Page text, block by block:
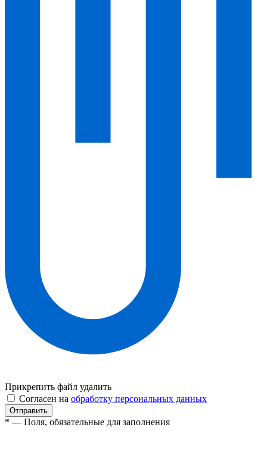
Прикрепить файл удалить
Согласен на обработку персональных данных
* — Поля, обязательные для заполнения